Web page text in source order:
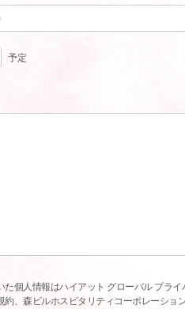
予定
た個人情報はハイアット グローバル プライ
約、森ビルホスピタリティコーポレーショ